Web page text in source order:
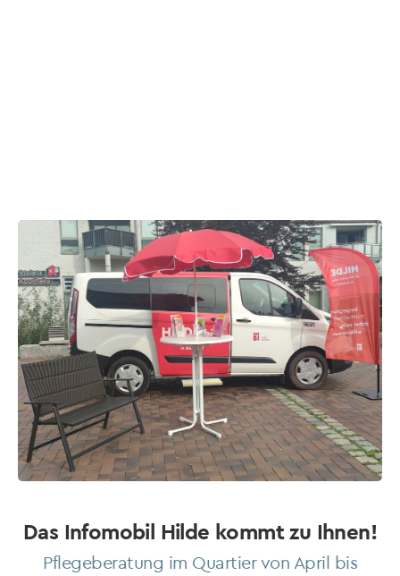
Das Infomobil Hilde kommt zu Ihnen!
Pflegeberatung im Quartier von April bis